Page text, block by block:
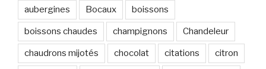
aubergines Bocaux boissons
boissons chaudes champignons Chandeleur
chaudrons mijotés chocolat citations citron